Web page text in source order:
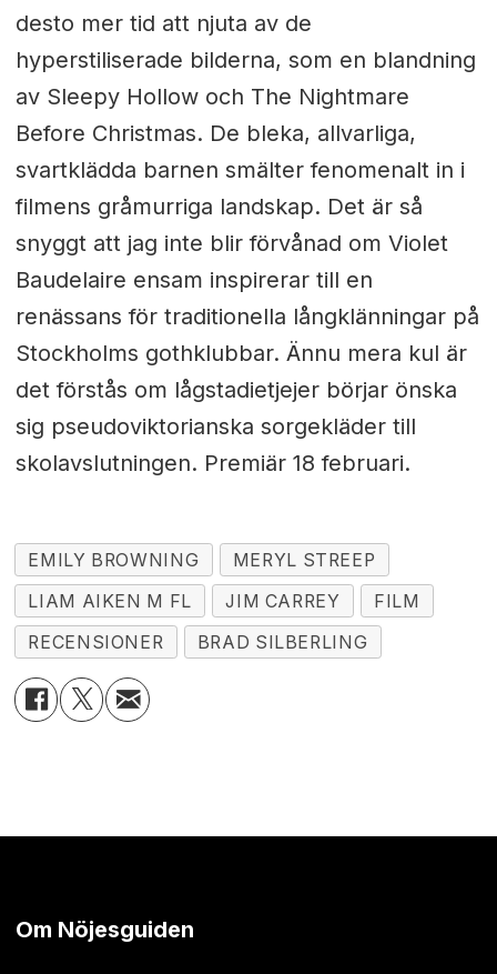
desto mer tid att njuta av de
hyperstiliserade bilderna, som en blandning
av Sleepy Hollow och The Nightmare
Before Christmas. De bleka, allvarliga,
svartklädda barnen smälter fenomenalt in i
filmens gråmurriga landskap. Det är så
snyggt att jag inte blir förvånad om Violet
Baudelaire ensam inspirerar till en
renässans för traditionella långklänningar på
Stockholms gothklubbar. Ännu mera kul är
det förstås om lågstadietjejer börjar önska
sig pseudoviktorianska sorgekläder till
skolavslutningen. Premiär 18 februari.
EMILY BROWNING
MERYL STREEP
LIAM AIKEN M FL
JIM CARREY
FILM
RECENSIONER
BRAD SILBERLING
Om Nöjesguiden